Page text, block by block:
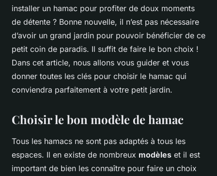
installer un hamac pour profiter de doux moments
de détente ? Bonne nouvelle, il n’est pas nécessaire
d’avoir un grand jardin pour pouvoir bénéficier de ce
petit coin de paradis. Il suffit de faire le bon choix !
Dans cet article, nous allons vous guider et vous
donner toutes les clés pour choisir le hamac qui
conviendra parfaitement à votre petit jardin.
Choisir le bon modèle de hamac
Tous les hamacs ne sont pas adaptés à tous les
espaces. Il en existe de nombreux modèles et il est
important de bien les connaître pour faire un choix